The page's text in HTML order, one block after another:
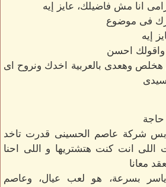
انا مش فاضيلك، عايز إيه
فى موضوع
إيه
واقولك احسن
وهعدى بالعربية اخدك ونروح اى
حاجة
بس شركة عاصم الحسينى قدرت تاخد
اللى انت كنت هتشتريها و اللى احنا
معانا
ياسر بسرعة، هو لعب عيال، وعاصم